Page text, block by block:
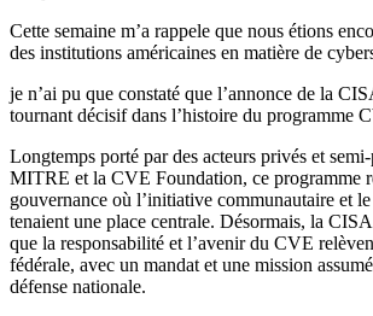
Cette semaine m’a rappele que nous étions
des institutions américaines en matière de
je n’ai pu que constaté que l’annonce de la
tournant décisif dans l’histoire du programme
Longtemps porté par des acteurs privés et
MITRE et la CVE Foundation, ce programme
gouvernance où l’initiative communautaire et
tenaient une place centrale. Désormais, la
que la responsabilité et l’avenir du CVE
fédérale, avec un mandat et une mission
défense nationale.